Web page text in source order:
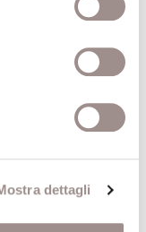
dettagli
Tibaldeo